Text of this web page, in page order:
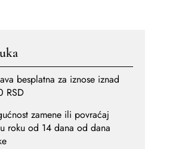
besplatna za iznose iznad
RSD
zamene ili povraćaj
roku od 14 dana od dana